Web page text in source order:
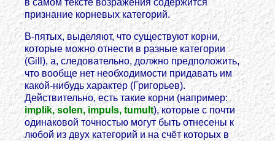
в самом тексте возражения содержится
признание корневых категорий.
В-пятых, выделяют, что существуют корни,
которые можно отнести в разные категории
(Gill), а, следовательно, должно предположить,
что вообще нет необходимости придавать им
какой-нибудь характер (Григорьев).
Действительно, есть такие корни (например:
implik, solen, impuls, tumult), которые с почти
одинаковой точностью могут быть отнесены к
любой из двух категорий и на счёт которых в